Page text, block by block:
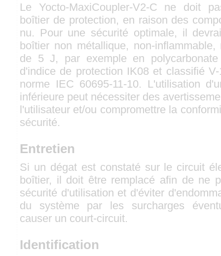
Le Yocto-MaxiCoupler-V2-C ne doit
boîtier de protection, en raison des
nu. Pour une sécurité optimale, il
boîtier non métallique, non-
de 5 J, par exemple en
d'indice de protection IK08 et classifié
norme IEC 60695-11-10. L'utilisation
inférieure peut nécessiter des
l'utilisateur et/ou compromettre la
sécurité.
Entretien
Si un dégat est constaté sur le circuit
boîtier, il doit être remplacé afin de ne
sécurité d'utilisation et d'éviter
du système par les surcharges
causer un court-circuit.
Identification